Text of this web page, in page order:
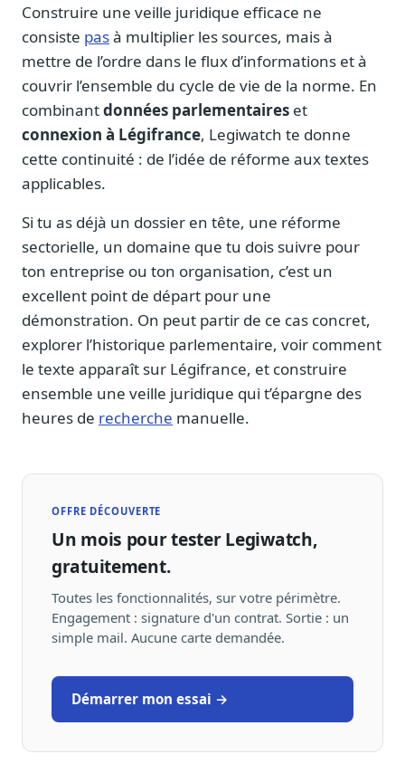
Construire une veille juridique efficace ne
consiste pasà multiplier les sources, mais à
mettre de l’ordre dans le flux d’informations et à
couvrir l’ensemble du cycle de vie de la norme. En
combinantdonnées parlementaires et
connexion à Légifrance, Legiwatch te donne
cette continuité : de l’idée de réforme aux textes
applicables.
Si tu as déjà un dossier en tête, une réforme
sectorielle, un domaine que tu dois suivre pour
ton entreprise ou ton organisation, c’est un
excellent point de départ pour une
démonstration. On peut partir de ce cas concret,
explorer l’historique parlementaire, voir comment
le texte apparaît sur Légifrance, et construire
ensemble une veille juridique qui t’épargne des
heures de recherche manuelle.
OFFRE DÉCOUVERTE
Un mois pour tester Legiwatch,
gratuitement.
Toutes les fonctionnalités, sur votre périmètre.
Engagement : signature d'un contrat. Sortie : un
simple mail. Aucune carte demandée.
Démarrer mon essai →